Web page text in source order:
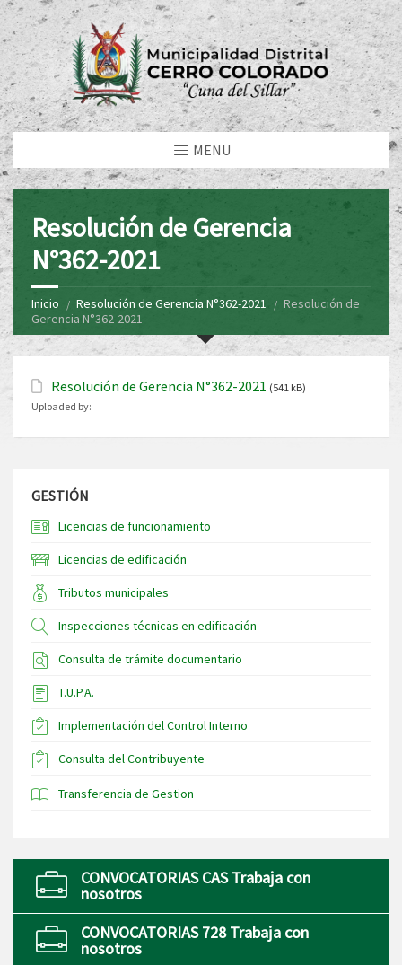
MENU
Resolución de Gerencia
N°362-2021
Inicio Resolución de Gerencia N°362-2021
Resolución de
Gerencia N°362-2021
Resolución de Gerencia N°362-2021 (541 kB)
Uploaded by:
GESTIÓN
Licencias de funcionamiento
Licencias de edificación
Tributos municipales
Inspecciones técnicas en edificación
Consulta de trámite documentario
T.U.P.A.
Implementación del Control Interno
Consulta del Contribuyente
Transferencia de Gestion
CONVOCATORIAS CAS Trabaja con
nosotros
CONVOCATORIAS 728 Trabaja con
nosotros